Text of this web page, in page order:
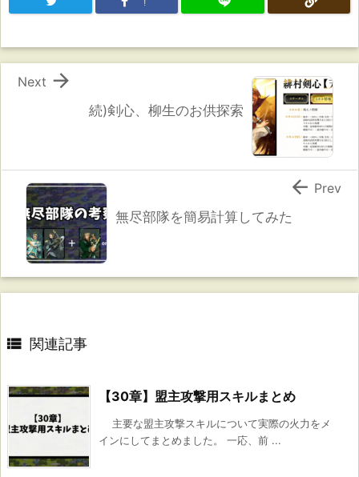
!
続)剣心、柳生のお供探索

Next
無尽部隊を簡易計算してみた
 Prev
 関連記事
【30章】盟主攻撃用スキルまとめ
主要な盟主攻撃スキルについて実際の火力をメ
インにしてまとめました。 一応、前 ...